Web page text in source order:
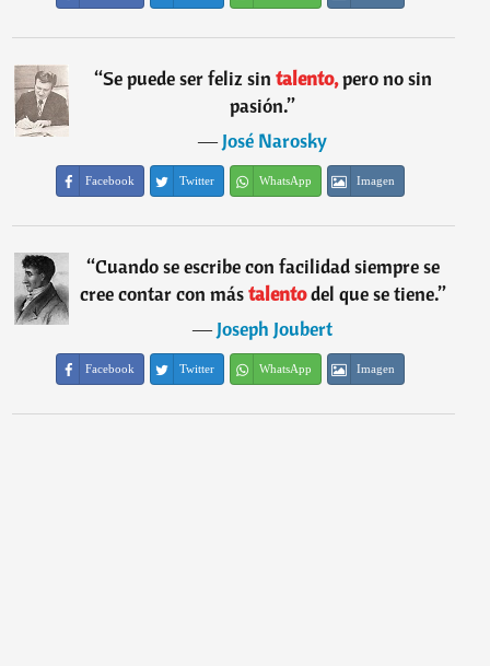
“Se puede ser feliz sin talento,pero no sin
pasión.”
―José Narosky
Facebook Twitter WhatsApp Imagen
“Cuando se escribe con facilidad siempre se
cree contar con mástalentodel que se tiene.”
―Joseph Joubert
Facebook Twitter WhatsApp Imagen